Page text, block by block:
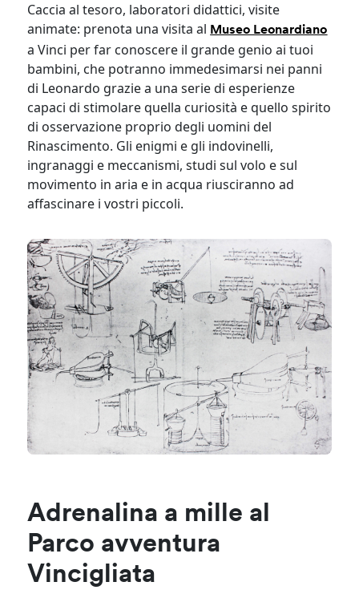
Caccia al tesoro, laboratori didattici, visite
animate: prenota una visita al Museo Leonardiano
a Vinci per far conoscere il grande genio ai tuoi
bambini, che potranno immedesimarsi nei panni
di Leonardo grazie a una serie di esperienze
capaci di stimolare quella curiosità e quello spirito
di osservazione proprio degli uomini del
Rinascimento. Gli enigmi e gli indovinelli,
ingranaggi e meccanismi, studi sul volo e sul
movimento in aria e in acqua riusciranno ad
affascinare i vostri piccoli.
Adrenalina a mille al
Parco avventura
Vincigliata